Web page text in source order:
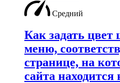
Средний
Как задать
меню,
странице, на
сайта